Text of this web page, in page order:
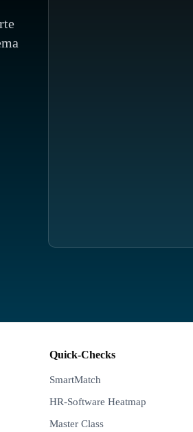
Quick-Checks
SmartMatch
HR-Software Heatmap
Master Class